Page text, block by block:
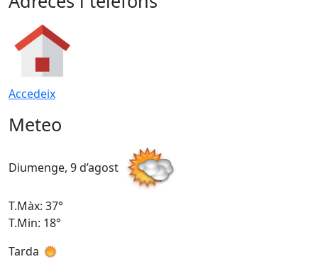
Accedeix
Meteo
Diumenge, 9 d’agost
T.Màx: 37°
T.Min: 18°
Tarda